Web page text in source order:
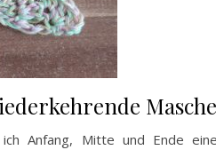
Anfang, Mitte und Ende